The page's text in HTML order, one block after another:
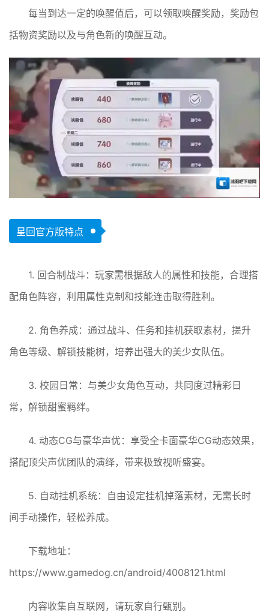
每当到达一定的唤醒值后，可以领取唤醒奖励，奖励包
括物资奖励以及与角色新的唤醒互动。
星回官方版特点
1. 回合制战斗：玩家需根据敌人的属性和技能，合理搭
配角色阵容，利用属性克制和技能连击取得胜利。
2. 角色养成：通过战斗、任务和挂机获取素材，提升
角色等级、解锁技能树，培养出强大的美少女队伍。
3. 校园日常：与美少女角色互动，共同度过精彩日
常，解锁甜蜜羁绊。
4. 动态CG与豪华声优：享受全卡面豪华CG动态效果，
搭配顶尖声优团队的演绎，带来极致视听盛宴。
5. 自动挂机系统：自由设定挂机掉落素材，无需长时
间手动操作，轻松养成。
下载地址：
https://www.gamedog.cn/android/4008121.html
内容收集自互联网，请玩家自行甄别。